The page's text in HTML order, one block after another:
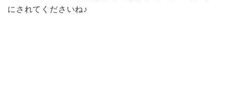
にされてくださいね♪